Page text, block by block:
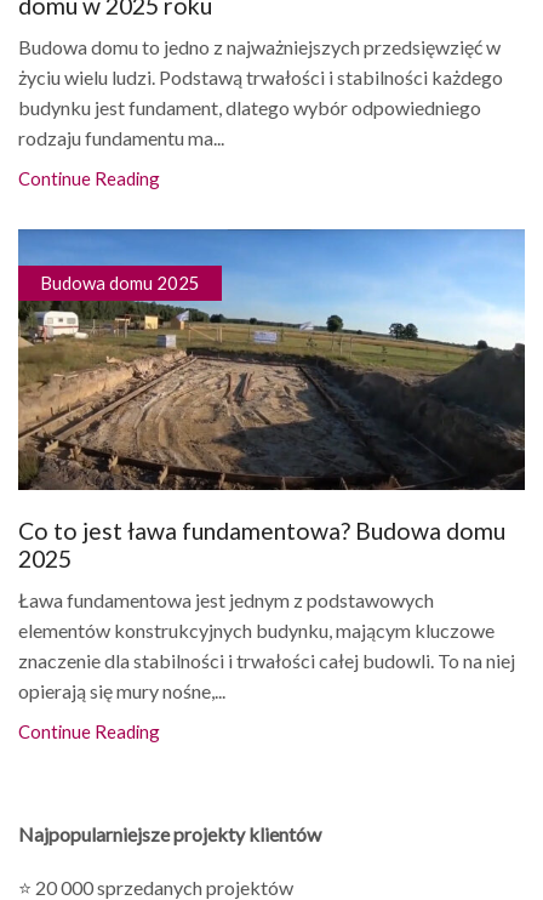
Budowa domu to jedno z najważniejszych przedsięwzięć w
życiu wielu ludzi. Podstawą trwałości i stabilności każdego
budynku jest fundament, dlatego wybór odpowiedniego
rodzaju fundamentu ma...
Continue Reading
Budowa domu 2025
Co to jest ława fundamentowa? Budowa domu
2025
Ława fundamentowa jest jednym z podstawowych
elementów konstrukcyjnych budynku, mającym kluczowe
znaczenie dla stabilności i trwałości całej budowli. To na niej
opierają się mury nośne,...
Continue Reading
Najpopularniejsze projekty klientów
⭐ 20 000 sprzedanych projektów